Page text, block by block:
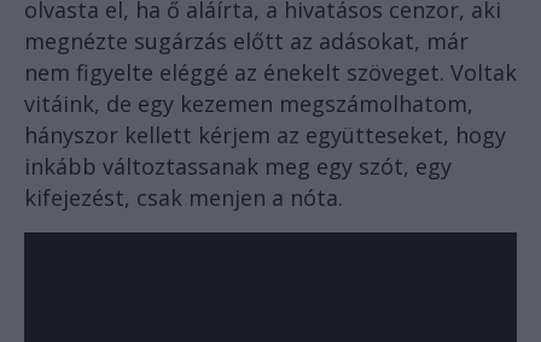
olvasta el, ha ő aláírta, a hivatásos cenzor, aki
megnézte sugárzás előtt az adásokat, már
nem figyelte eléggé az énekelt szöveget. Voltak
vitáink, de egy kezemen megszámolhatom,
hányszor kellett kérjem az együtteseket, hogy
inkább változtassanak meg egy szót, egy
kifejezést, csak menjen a nóta.